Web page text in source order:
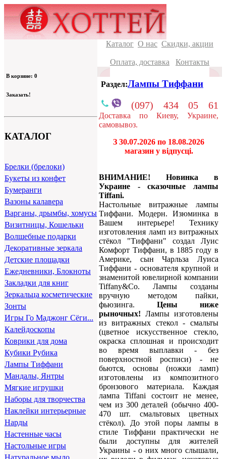
В корзине: 0
Заказать!
КАТАЛОГ
Брелки (брелоки)
Букеты из конфет
Бумеранги
Вазоны калавера
Варганы, дрымбы, хомусы
Визитницы, Кошельки
Волшебные подарки
Декоративные зеркала
Детские площадки
Ежедневники, Блокноты
Закладки для книг
Зеркальца косметические
Зонты
Игры Го Маджонг Сёги...
Калейдоскопы
Коврики для дома
Кубики Рубика
Лампы Тиффани
Мандалы, Янтры
Мягкие игрушки
Наборы для творчества
Наклейки интерьерные
Нарды
Настенные часы
Настольные игры
Натуральное мыло
Каталог О нас Скидки, акции
Оплата, доставка Контакты
Раздел:Лампы Тиффани
(097) 434 05 61
Доставка по Киеву, Украине,
самовывоз.
З 30.07.2026 по 18.08.2026
магазин у відпусці.
ВНИМАНИЕ! Новинка в
Украине - сказочные лампы
Tiffani.
Настольные витражные лампы
Тиффани. Модерн. Изюминка в
Вашем интерьере! Технику
изготовления ламп из витражных
стёкол "Тиффани" создал Луис
Комфорт Тиффани, в 1885 году в
Америке, сын Чарльза Луиса
Тиффани - основателя крупной и
знаменитой ювелирной компании
Tiffany&Co. Лампы созданы
вручную методом пайки,
фьюзинга. Цены ниже
рыночных! Лампы изготовлены
из витражных стекол - смальты
(цветное искусственное стекло,
окраска сплошная и происходит
во время выплавки - без
поверхностной росписи) - не
бьются, основы (ножки ламп)
изготовлены из композитного
бронзового материала. Каждая
лампа Tiffani состоит не менее,
чем из 300 деталей (обычно 400-
470 шт. смальтовых цветных
стёкол). До этой поры лампы в
стиле Тиффани практически не
были доступны для жителей
Украины - о них много слышали,